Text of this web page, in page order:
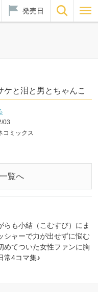
発売日
ケと泪と男とちゃんこ
03
コミックス
覧へ
も小結（こむすび）にま
シャーで力が出せずに悩む
めてついた女性ファンに胸
常4コマ集♪